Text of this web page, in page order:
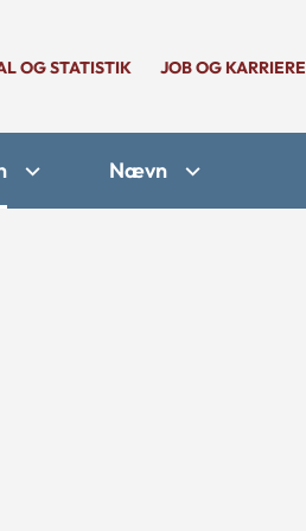
OG STATISTIK JOB OG KARRIERE
Nævn